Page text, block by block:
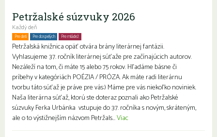
Petržalské súzvuky 2026
Každý deň
Pre deti Pre dospelých Pre mládež
Petržalská knižnica opäť otvára brány literárnej fantázii.
Vyhlasujeme 37. ročník literárnej súťaže pre začínajúcich autorov.
Nezáleží na tom, či máte 15 alebo 75 rokov. Hľadáme básne či
príbehy v kategóriách POÉZIA / PRÓZA. Ak máte radi literárnu
tvorbu táto súťaž je práve pre vás:) Máme pre vás niekoľko noviniek.
Naša literárna súťaž, ktorú ste doteraz poznali ako Petržalské
súzvuky Ferka Urbánka vstupuje do 37. ročníka s novým, skráteným,
ale o to výstižnejším názvom Petržals...Viac